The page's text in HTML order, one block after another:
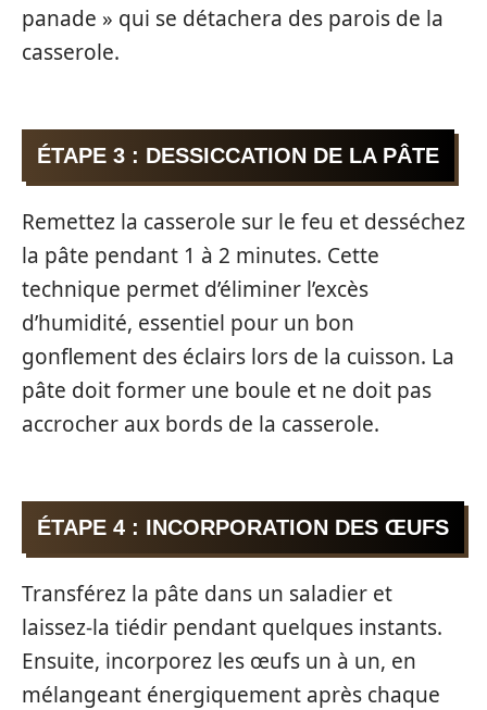
panade » qui se détachera des parois de la
casserole.
ÉTAPE 3 : DESSICCATION DE LA PÂTE
Remettez la casserole sur le feu et desséchez
la pâte pendant 1 à 2 minutes. Cette
technique permet d’éliminer l’excès
d’humidité, essentiel pour un bon
gonflement des éclairs lors de la cuisson. La
pâte doit former une boule et ne doit pas
accrocher aux bords de la casserole.
ÉTAPE 4 : INCORPORATION DES ŒUFS
Transférez la pâte dans un saladier et
laissez-la tiédir pendant quelques instants.
Ensuite, incorporez les œufs un à un, en
mélangeant énergiquement après chaque